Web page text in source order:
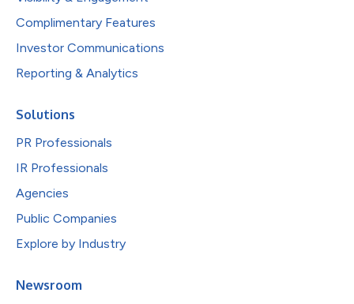
Complimentary Features
Investor Communications
Reporting & Analytics
Solutions
PR Professionals
IR Professionals
Agencies
Public Companies
Explore by Industry
Newsroom